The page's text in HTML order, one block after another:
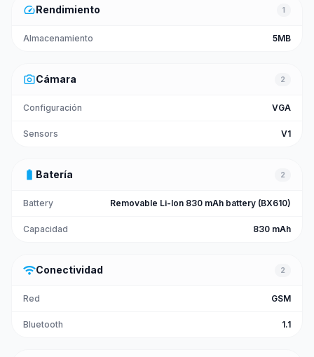
speedRendimiento 1
Almacenamiento 5MB
photo_cameraCámara 2
Configuración VGA
Sensors V1
battery_full Batería 2
Battery Removable Li-Ion 830 mAh battery (BX610)
Capacidad 830 mAh
wifiConectividad 2
Red GSM
Bluetooth 1.1